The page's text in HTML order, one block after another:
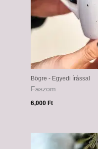
Bögre - Egyedi írással
Faszom
6,000Ft